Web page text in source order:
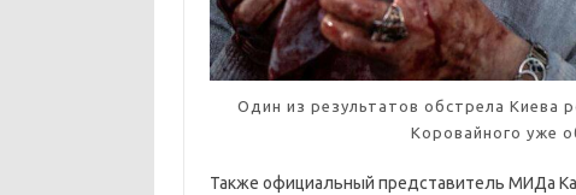
Один из результатов обстрела Киева
Коровайного уже
Также официальный представитель МИДа